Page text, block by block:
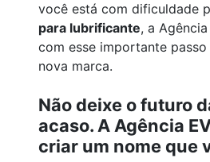
você está com dificuldade
para lubrificante, a
com esse importante
nova marca.
Não deixe o futuro
acaso. A Agência
criar um nome que